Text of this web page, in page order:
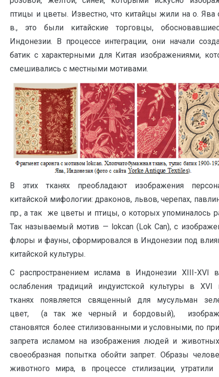
птицы и цветы. Известно, что китайцы жили на о. Ява
в., это были китайские торговцы,
Индонезии. В процессе интеграции, они начали
батик с характерными для Китая изображениями,
смешивались с местными мотивами.
В этих тканях преобладают изображения
китайской мифологии: драконов, львов, черепах,
пр., а так же цветы и птицы, о которых упоминалось
Так называемый мотив — lokcan (Lok Can), с
флоры и фауны, сформировался в Индонезии под
китайской культуры.
С распространением ислама в Индонезии XIII-XVI
ослабления традиций индуистской культуры в
тканях появляется священный для мусульман
цвет, (а так же черный и бордовый),
становятся более стилизованными и условными, по
запрета исламом на изображения людей и
своеобразная попытка обойти запрет. Образы
животного мира, в процессе стилизации, утратили